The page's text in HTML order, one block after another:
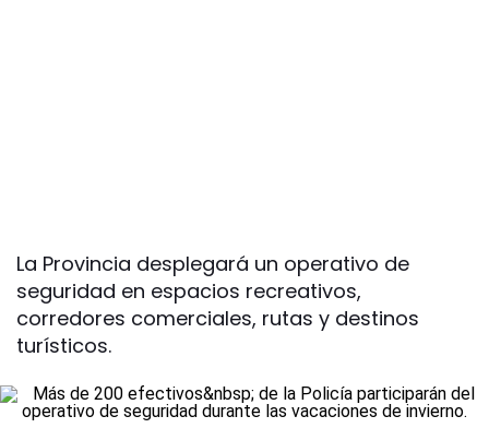
La Provincia desplegará un operativo de
seguridad en espacios recreativos,
corredores comerciales, rutas y destinos
turísticos.